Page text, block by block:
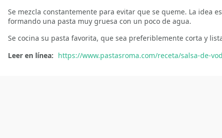
Se mezcla constantemente para evitar que se queme. La idea
formando una pasta muy gruesa con un poco de agua.
Se cocina su pasta favorita, que sea preferiblemente corta y
Leer en línea: https://www.pastasroma.com/receta/salsa-de-